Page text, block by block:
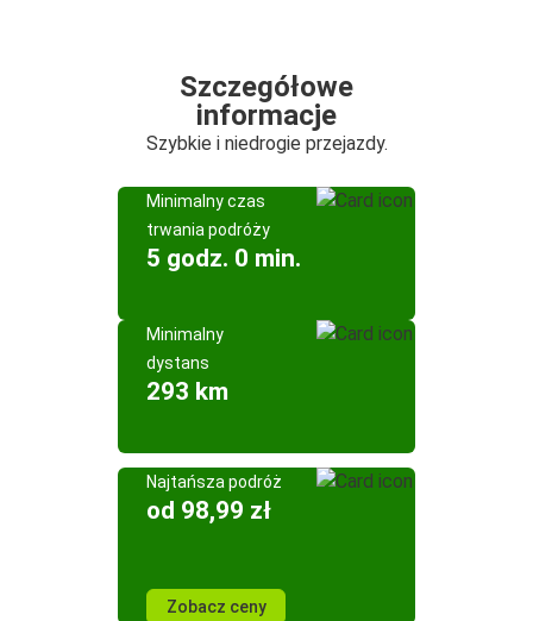
Szczegółowe
informacje
Szybkie i niedrogie przejazdy.
Minimalny czas
trwania podróży
5 godz. 0 min.
Minimalny
dystans
293 km
Najtańsza podróż
od 98,99 zł
Zobacz ceny